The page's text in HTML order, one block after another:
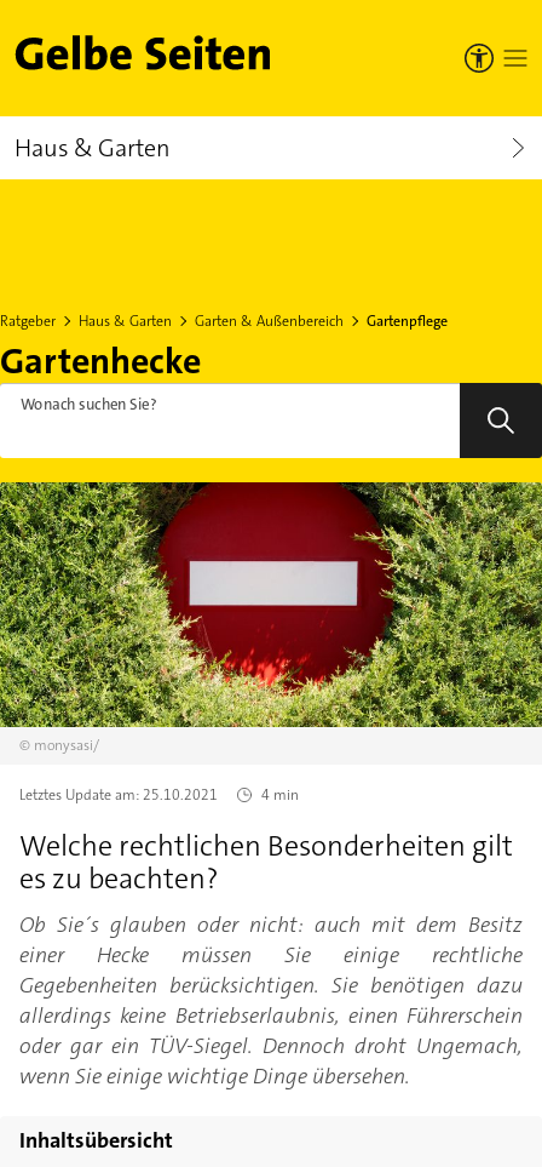
Gelbe Seiten
Haus & Garten
Ratgeber Haus & Garten Garten & Außenbereich Gartenpflege
Gartenhecke
Wonach suchen Sie?
© monysasi/
Letztes Update am:25.10.2021 4 min
Welche rechtlichen Besonderheiten gilt
es zu beachten?
Ob Sie´s glauben oder nicht: auch mit dem Besitz
einer Hecke müssen Sie einige rechtliche
Gegebenheiten berücksichtigen. Sie benötigen dazu
allerdings keine Betriebserlaubnis, einen Führerschein
oder gar ein TÜV-Siegel. Dennoch droht Ungemach,
wenn Sie einige wichtige Dinge übersehen.
Inhaltsübersicht